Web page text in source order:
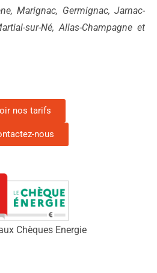
Marignac, Germignac, Jarnac-
sur-Né, Allas-Champagne et
nos tarifs
nous
Chèques Energie